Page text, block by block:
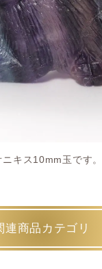
キス10mm玉です。
連商品カテゴリ